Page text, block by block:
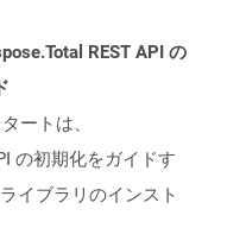
REST API の
ートは、
の初期化をガイドす
イブラリのインスト